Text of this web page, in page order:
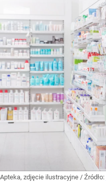
Apteka, zdjęcie ilustracyjne / Źródło: